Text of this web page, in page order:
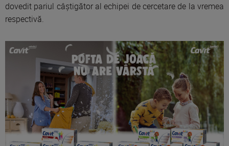
dovedit pariul câștigător al echipei de cercetare de la vremea
respectivă.